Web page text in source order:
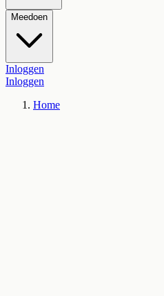
Meedoen
Inloggen
Inloggen
Home